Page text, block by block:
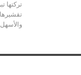
تركتها